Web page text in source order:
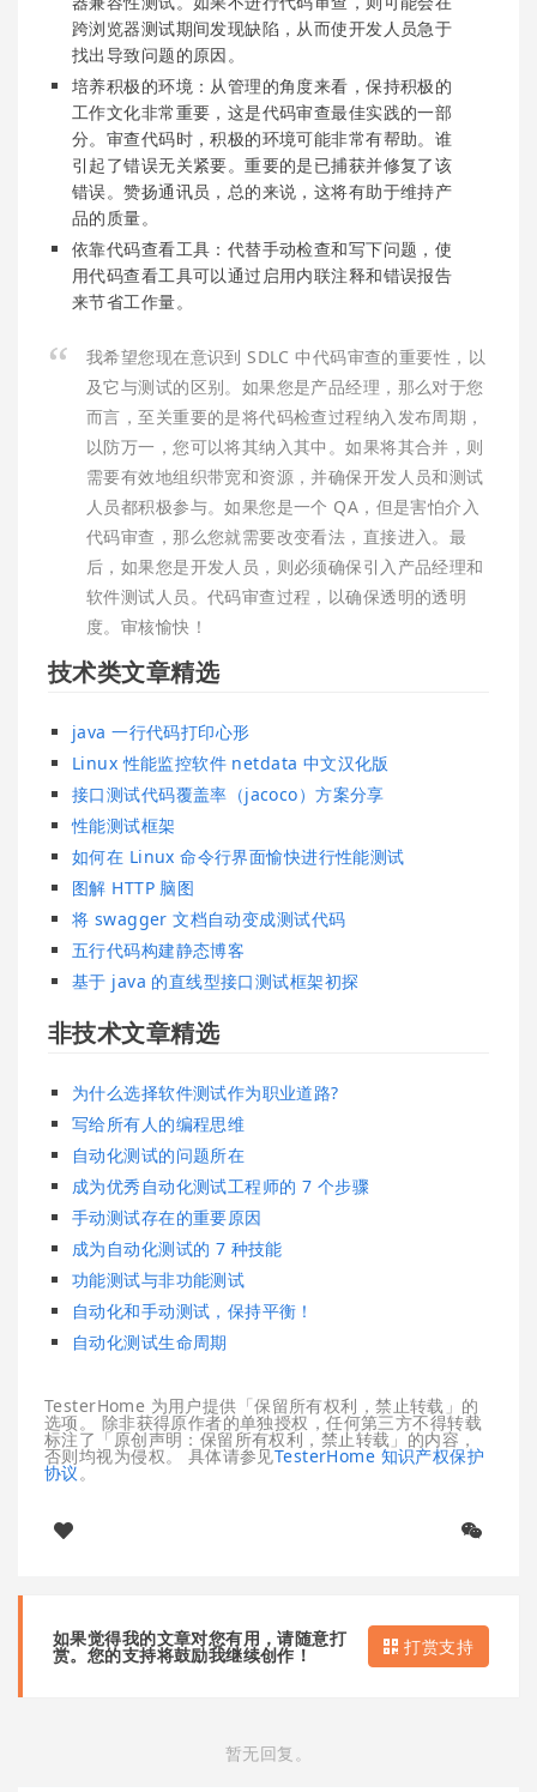
跨浏览器测试期间发现缺陷，从而使开发人员急于
找出导致问题的原因。
培养积极的环境：从管理的角度来看，保持积极的
工作文化非常重要，这是代码审查最佳实践的一部
分。审查代码时，积极的环境可能非常有帮助。谁
引起了错误无关紧要。重要的是已捕获并修复了该
错误。赞扬通讯员，总的来说，这将有助于维持产
品的质量。
依靠代码查看工具：代替手动检查和写下问题，使
用代码查看工具可以通过启用内联注释和错误报告
来节省工作量。
我希望您现在意识到 SDLC 中代码审查的重要性，以
及它与测试的区别。如果您是产品经理，那么对于您
而言，至关重要的是将代码检查过程纳入发布周期，
以防万一，您可以将其纳入其中。如果将其合并，则
需要有效地组织带宽和资源，并确保开发人员和测试
人员都积极参与。如果您是一个 QA，但是害怕介入
代码审查，那么您就需要改变看法，直接进入。最
后，如果您是开发人员，则必须确保引入产品经理和
软件测试人员。代码审查过程，以确保透明的透明
度。审核愉快！
技术类文章精选
java 一行代码打印心形
Linux 性能监控软件 netdata 中文汉化版
接口测试代码覆盖率（jacoco）方案分享
性能测试框架
如何在 Linux 命令行界面愉快进行性能测试
图解 HTTP 脑图
将 swagger 文档自动变成测试代码
五行代码构建静态博客
基于 java 的直线型接口测试框架初探
非技术文章精选
为什么选择软件测试作为职业道路?
写给所有人的编程思维
自动化测试的问题所在
成为优秀自动化测试工程师的 7 个步骤
手动测试存在的重要原因
成为自动化测试的 7 种技能
功能测试与非功能测试
自动化和手动测试，保持平衡！
自动化测试生命周期
TesterHome 为用户提供「保留所有权利，禁止转载」的
选项。 除非获得原作者的单独授权，任何第三方不得转载
标注了「原创声明：保留所有权利，禁止转载」的内容，
否则均视为侵权。 具体请参见TesterHome 知识产权保护
协议 。
如果觉得我的文章对您有用，请随意打
赏。您的支持将鼓励我继续创作！ 打赏支持
暂无回复。